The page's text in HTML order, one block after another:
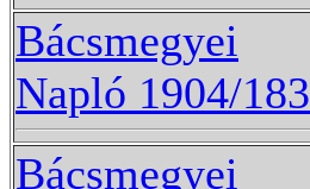
Bácsmegyei
Napló 1904/183
Bácsmegyei